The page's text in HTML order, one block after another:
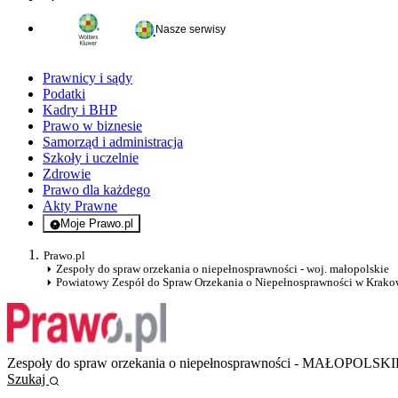
Nasze serwisy
Prawnicy i sądy
Podatki
Kadry i BHP
Prawo w biznesie
Samorząd i administracja
Szkoły i uczelnie
Zdrowie
Prawo dla każdego
Akty Prawne
Moje Prawo.pl
- rejestracja i logowanie do serwisu
Prawo.pl
Zespoły do spraw orzekania o niepełnosprawności - woj. małopolskie
Powiatowy Zespół do Spraw Orzekania o Niepełnosprawności w
Zespoły do spraw orzekania o niepełnosprawności -
Szukaj